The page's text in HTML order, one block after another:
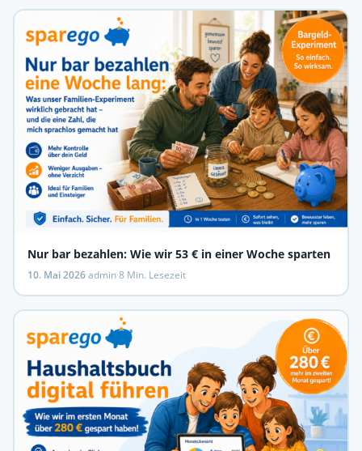
Nur bar bezahlen: Wie wir 53 € in einer Woche sparten
10. Mai 2026·admin·8 Min. Lesezeit